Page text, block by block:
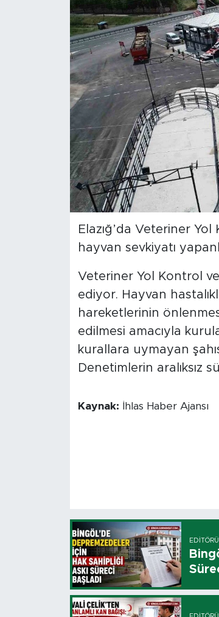
Elazığ’da Veteriner
hayvan sevkiyatı
Veteriner Yol Kontrol
ediyor. Hayvan
hareketlerinin
edilmesi amacıyla
kurallara uymayan
Denetimlerin aralıksız
Kaynak: İhlas Haber Ajansı
Yaşam
Ekonomi
Hava Durumu
Tavz Der